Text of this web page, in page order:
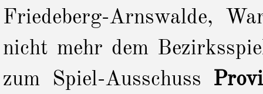
Friedeberg-Arnswalde,
nicht mehr dem
zum Spiel-Ausschuss